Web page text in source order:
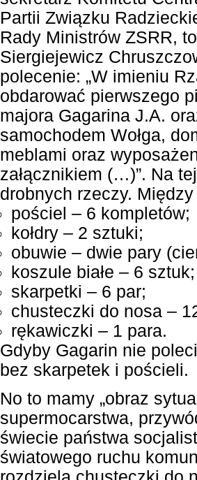
Partii Związku
Rady Ministrów ZSRR,
Siergiejewicz
polecenie: „W imieniu
obdarować pierwszego
majora Gagarina J.A.
samochodem Wołga,
meblami oraz
załącznikiem (…)”. Na
drobnych rzeczy.
pościel – 6 kompletów;
kołdry – 2 sztuki;
obuwie – dwie pary
koszule białe – 6 sztuk;
skarpetki – 6 par;
chusteczki do nosa –
rękawiczki – 1 para.
Gdyby Gagarin nie
bez skarpetek i pościeli.
No to mamy „obraz
supermocarstwa,
świecie państwa
światowego ruchu